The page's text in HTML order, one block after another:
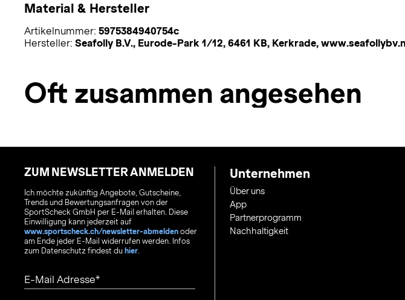
Material & Hersteller
Artikelnummer: 5975384940754c
Hersteller: Seafolly B.V., Eurode-Park 1/12, 6461 KB, Kerkrade,
Oft zusammen angesehen
ZUM NEWSLETTER ANMELDEN
Ich möchte zukünftig Angebote, Gutscheine,
Trends und Bewertungsanfragen von der
SportScheck GmbH per E-Mail erhalten. Diese
Einwilligung kann jederzeit auf
www.sportscheck.ch/newsletter-abmelden oder
am Ende jeder E-Mail widerrufen werden. Infos
zum Datenschutz findest du hier
E-Mail Adresse
Unternehmen
Über uns
App
Partnerprogramm
Nachhaltigkeit